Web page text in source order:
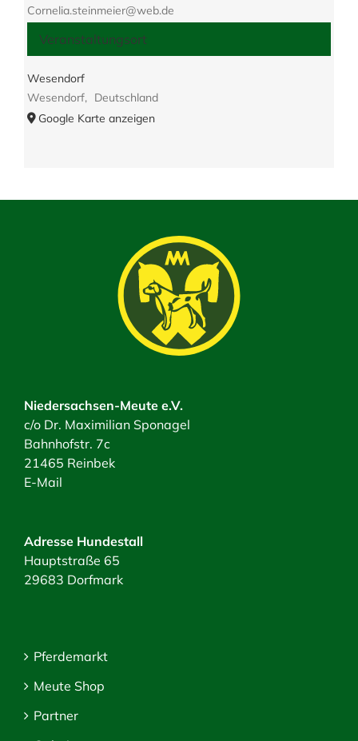
Veranstaltungsort
Wesendorf
Wesendorf, Deutschland
Google Karte anzeigen
Cornelia.steinmeier@web.de
Niedersachsen-Meute e.V.
c/o Dr. Maximilian Sponagel
Bahnhofstr. 7c
21465 Reinbek
E-Mail
Adresse Hundestall
Hauptstraße 65
29683 Dorfmark
Pferdemarkt
Meute Shop
Partner